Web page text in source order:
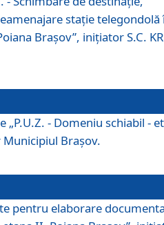
staţie telegondolă
Braşov”, iniţiator S.C.
„P.U.Z. - Domeniu schiabil -
Braşov.
pentru elaborare